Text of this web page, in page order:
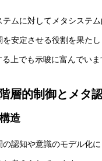
ムに対してメタシステ
安定させる役割を果た
上でも示唆に富んでいま
層的制御とメタ
造
認知や意識のモデル化